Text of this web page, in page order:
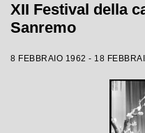
XII Festival della
Sanremo
8 FEBBRAIO 1962 - 18